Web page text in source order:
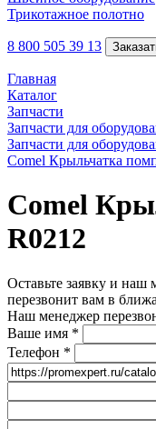
Трикотажное полотно
8 800 505 39 13
Главная
Каталог
Запчасти
Запчасти для
Запчасти для
Comel Крыльчатка
Comel
R0212
Оставьте заявку и наш
перезвонит вам в
Наш менеджер
Ваше имя *
Телефон *